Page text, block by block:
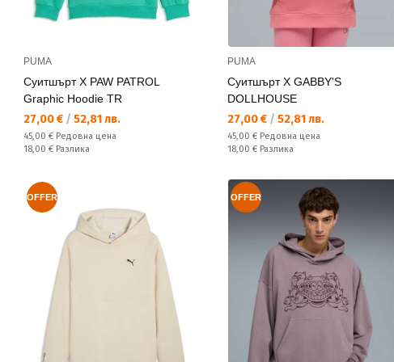
PUMA
Суитшърт X PAW PATROL
Graphic Hoodie TR
Текуща цена:
27,00 € / 52,81 лв.
Редовна цена:
45,00 € Редовна цена
Спестявате:
18,00 € Разлика
PUMA
Суитшърт X GABBY'S
DOLLHOUSE
Текуща цена:
27,00 € / 52,81 лв.
Редовна цена:
45,00 € Редовна цена
Спестявате:
18,00 € Разлика
OFFER OFFER